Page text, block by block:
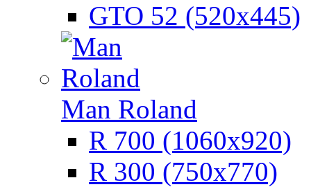
GTO 52 (520х445)
Man Roland
R 700 (1060х920)
R 300 (750х770)